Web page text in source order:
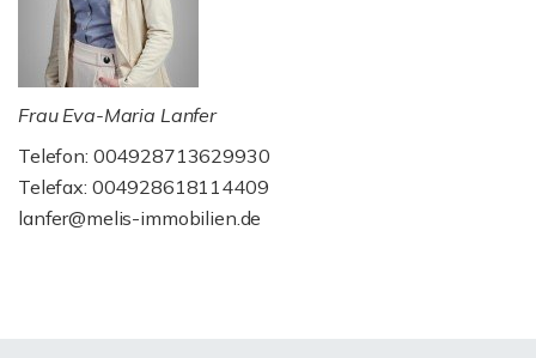
Frau Eva-Maria Lanfer
Telefon: 004928713629930
Telefax: 004928618114409
lanfer@melis-immobilien.de